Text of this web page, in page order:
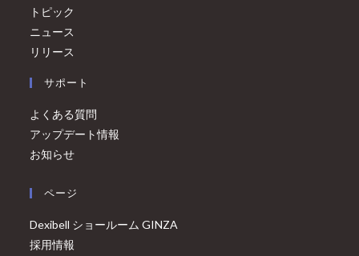
トピック
ニュース
リリース
サポート
よくある質問
アップデート情報
お知らせ
ページ
Dexibell ショールーム GINZA
採用情報